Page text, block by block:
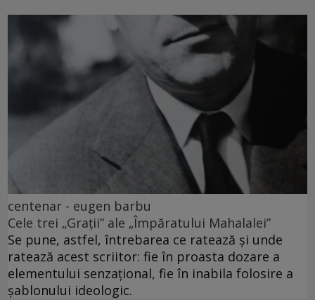
centenar - eugen barbu
Cele trei „Grații” ale „Împăratului Mahalalei”
Se pune, astfel, întrebarea ce ratează și unde
ratează acest scriitor: fie în proasta dozare a
elementului senzațional, fie în inabila folosire a
șablonului ideologic.